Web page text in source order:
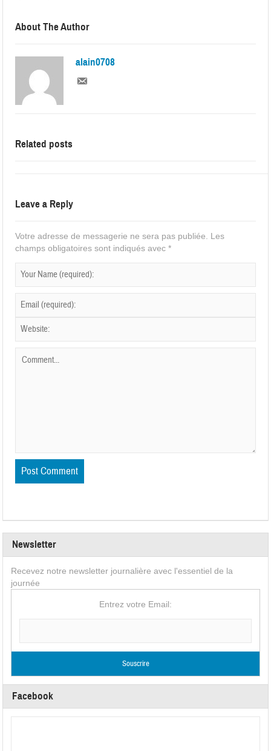
About The Author
alain0708
Related posts
Leave a Reply
Votre adresse de messagerie ne sera pas publiée.
Les
champs obligatoires sont indiqués avec*
Newsletter
Recevez notre newsletter journalière avec l'essentiel de la
journée
Entrez votre Email:
Facebook